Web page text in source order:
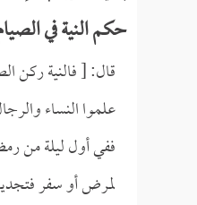
حكم النية في
قال: [ فالنية ركن
علموا النساء
ففي أول ليلة من
لمرض أو سفر